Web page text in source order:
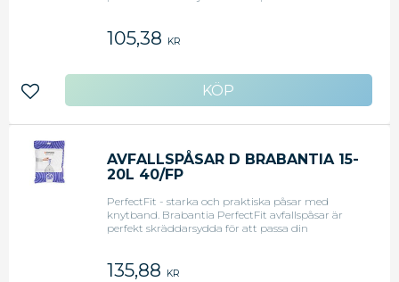
105,38 KR
Lägg till i favoriter
AVFALLSPÅSAR D BRABANTIA 15-
20L 40/FP
PerfectFit - starka och praktiska påsar med
knytband. Brabantia PerfectFit avfallspåsar är
perfekt skräddarsydda för att passa din
135,88 KR